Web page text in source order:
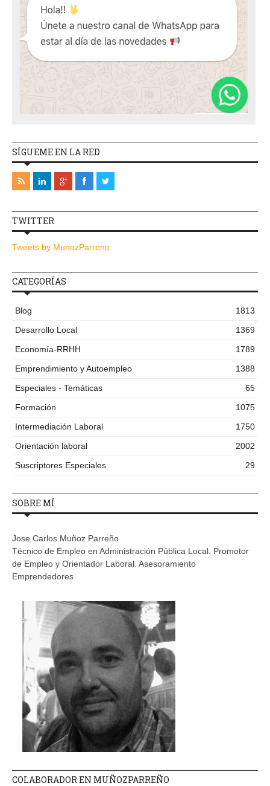
SÍGUEME EN LA RED
TWITTER
Tweets by MunozParreno
CATEGORÍAS
Blog
1813
Desarrollo Local
1369
Economía-RRHH
1789
Emprendimiento y Autoempleo
1388
Especiales - Temáticas
65
Formación
1075
Intermediación Laboral
1750
Orientación laboral
2002
Suscriptores Especiales
29
SOBRE MÍ
Jose Carlos Muñoz Parreño
Técnico de Empleo en Administración Pública Local. Promotor
de Empleo y Orientador Laboral. Asesoramiento
Emprendedores
COLABORADOR EN MUÑOZPARREÑO